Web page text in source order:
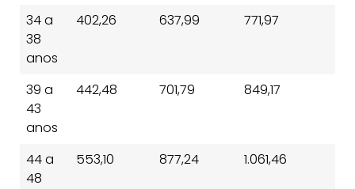
34 a
38
anos
402,26 637,99 771,97
39 a
43
anos
442,48 701,79 849,17
44 a
48
553,10 877,24 1.061,46